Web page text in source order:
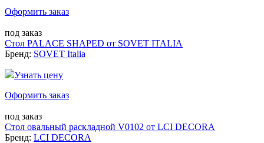
Оформить заказ
под заказ
Стол PALACE SHAPED от SOVET ITALIA
Бренд: SOVET Italia
Узнать цену
Оформить заказ
под заказ
Стол овальный раскладной V0102 от LCI DECORA
Бренд: LCI DECORA